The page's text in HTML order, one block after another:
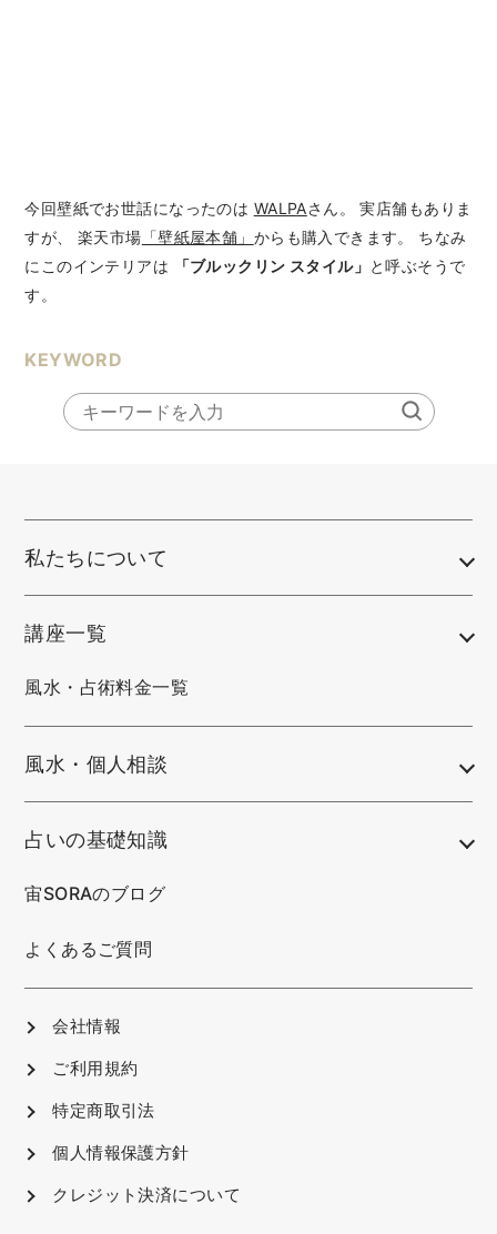
今回壁紙でお世話になったのは WALPAさん。 実店舗もありま
すが、 楽天市場 「壁紙屋本舗」 からも購入できます。 ちなみ
にこのインテリアは
「ブルックリン スタイル」 と呼ぶそうで
す。
KEYWORD
私たちについて
講座一覧
風水・占術料金一覧
風水・個人相談
占いの基礎知識
宙SORAのブログ
よくあるご質問
会社情報
ご利用規約
特定商取引法
個人情報保護方針
クレジット決済について